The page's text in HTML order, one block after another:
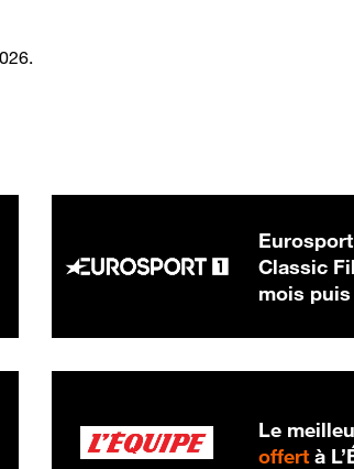
Classic
mois
Le
offert à